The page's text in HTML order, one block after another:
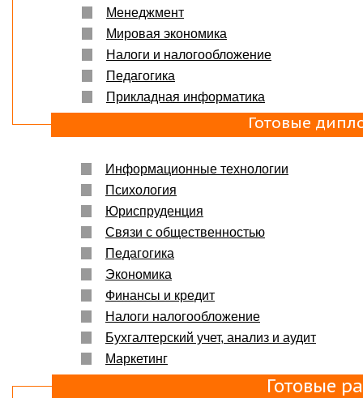
Менеджмент
Мировая экономика
Налоги и налогообложение
Педагогика
Прикладная информатика
Готовые
Информационные технологии
Психология
Юриспруденция
Связи с общественностью
Педагогика
Экономика
Финансы и кредит
Налоги налогообложение
Бухгалтерский учет, анализ и аудит
Маркетинг
Готовые